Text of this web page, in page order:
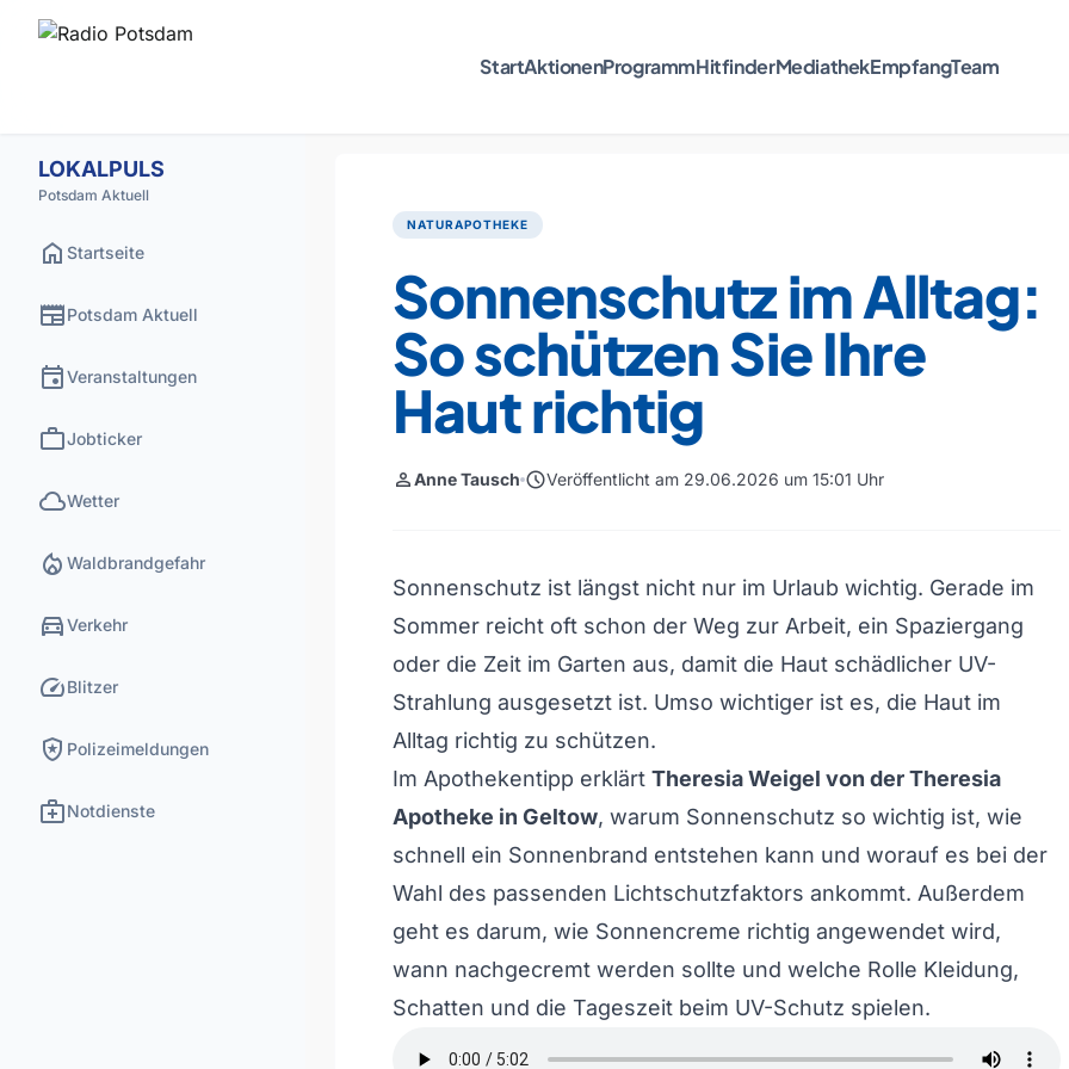
StartAktionenProgrammHitfinderMediathekEmpfangTeam
LOKALPULS
Potsdam Aktuell
home Startseite
newspaperPotsdam Aktuell
eventVeranstaltungen
workJobticker
cloudWetter
local_fire_department Waldbrandgefahr
directions_carVerkehr
speedBlitzer
local_police Polizeimeldungen
medical_servicesNotdienste
NATURAPOTHEKE
Sonnenschutz im Alltag:
So schützen Sie Ihre
Haut richtig
personAnne Tausch scheduleVeröffentlicht am 29.06.2026 um 15:01 Uhr
Sonnenschutz ist längst nicht nur im Urlaub wichtig. Gerade im
Sommer reicht oft schon der Weg zur Arbeit, ein Spaziergang
oder die Zeit im Garten aus, damit die Haut schädlicher UV-
Strahlung ausgesetzt ist. Umso wichtiger ist es, die Haut im
Alltag richtig zu schützen.
Im Apothekentipp erklärt Theresia Weigel von der Theresia
Apotheke in Geltow, warum Sonnenschutz so wichtig ist, wie
schnell ein Sonnenbrand entstehen kann und worauf es bei der
Wahl des passenden Lichtschutzfaktors ankommt. Außerdem
geht es darum, wie Sonnencreme richtig angewendet wird,
wann nachgecremt werden sollte und welche Rolle Kleidung,
Schatten und die Tageszeit beim UV-Schutz spielen.